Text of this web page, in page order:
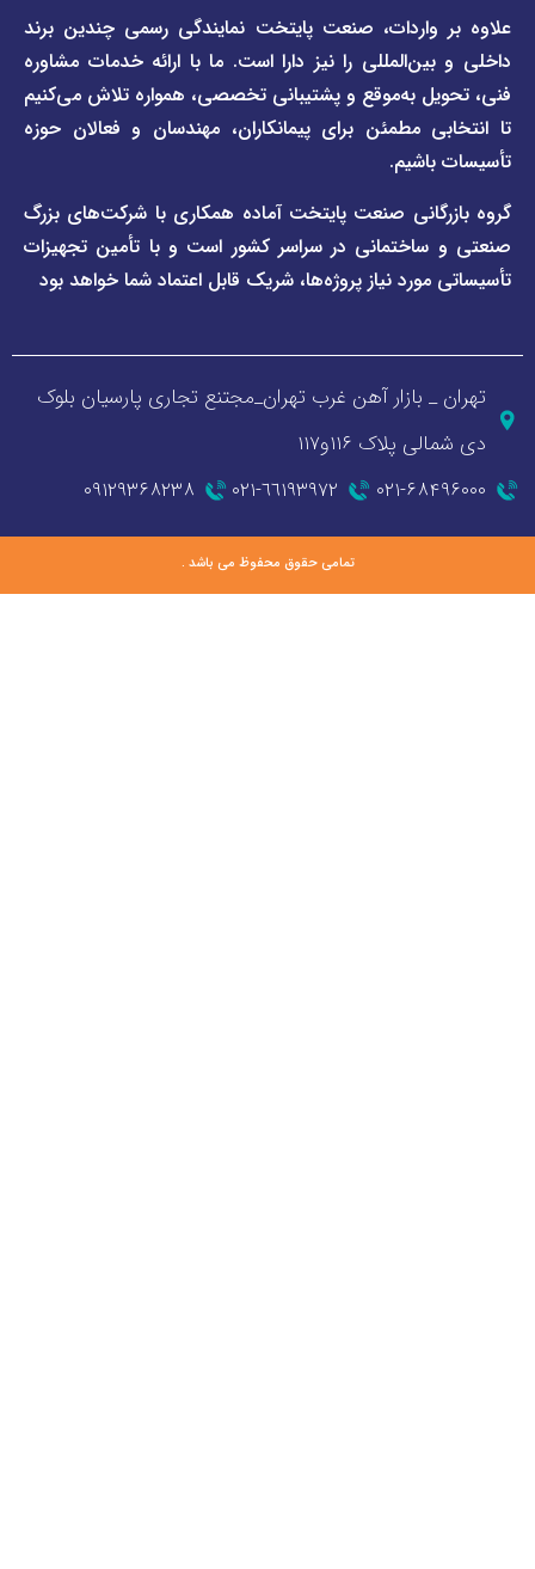
صنعت پایتخت نمایندگی رسمی چندین برند
را نیز دارا است. ما با ارائه خدمات مشاوره
به‌موقع و پشتیبانی تخصصی، همواره تلاش می‌کنیم
مطمئن برای پیمانکاران، مهندسان و فعالان حوزه
صنعت پایتخت آماده همکاری با شرکت‌های بزرگ
در سراسر کشور است و با تأمین تجهیزات
نیاز پروژه‌ها، شریک قابل اعتماد شما خواهد بود
اطلس
پول
بازار آهن غرب تهران_مجتنع تجاری پارسیان بلوک
۱۱۶و۱۱۷
٦٦١٩٣٩٧٢-٠٢١ ۰۹۱۲۹۳۶۸۲۳۸
تمامی حقوق محفوظ می باشد .